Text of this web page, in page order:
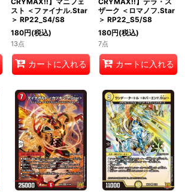
スト ＜ファイナル.Star
＞ RP22_S4/S8
180円(税込)
13点
カートに入れる
ザーク ＜ロマノフ.Star
＞ RP22_S5/S8
180円(税込)
7点
カートに入れる